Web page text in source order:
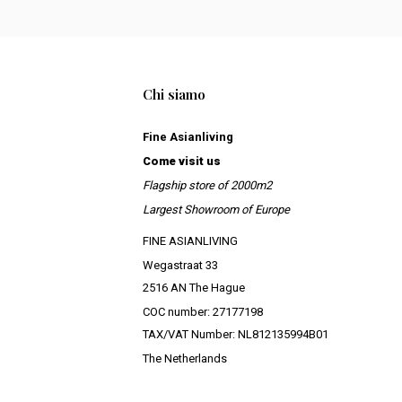
Chi siamo
Fine Asianliving
Come visit us
Flagship store of 2000m2
Largest Showroom of Europe
FINE ASIANLIVING
Wegastraat 33
2516 AN The Hague
COC number: 27177198
TAX/VAT Number: NL812135994B01
The Netherlands